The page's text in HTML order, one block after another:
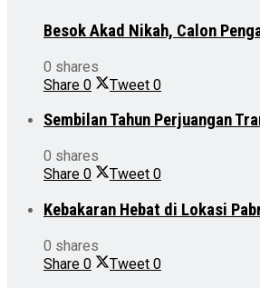
Besok Akad Nikah, Calon
0 shares
Share 0 Tweet 0
Sembilan Tahun Perjuangan
0 shares
Share 0 Tweet 0
Kebakaran Hebat di Lokasi
0 shares
Share 0 Tweet 0